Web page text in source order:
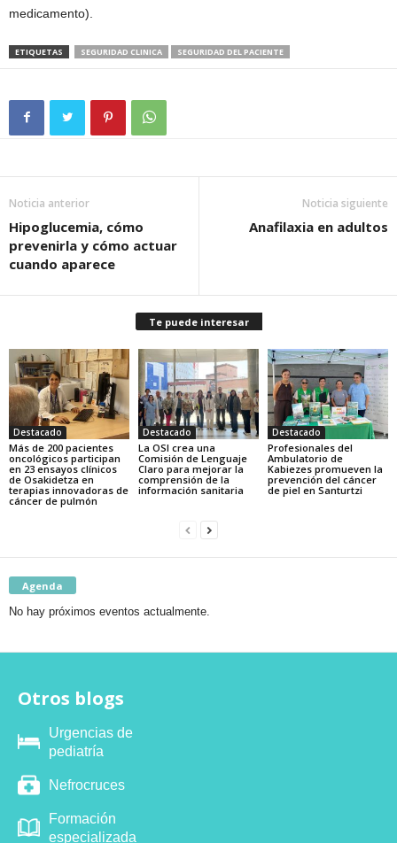
medicamento).
ETIQUETAS SEGURIDAD CLINICA SEGURIDAD DEL PACIENTE
Noticia anterior
Hipoglucemia, cómo
prevenirla y cómo actuar
cuando aparece
Noticia siguiente
Anafilaxia en adultos
Te puede interesar
Destacado
Más de 200 pacientes
oncológicos participan
en 23 ensayos clínicos
de Osakidetza en
terapias innovadoras de
cáncer de pulmón
Destacado
La OSI crea una
Comisión de Lenguaje
Claro para mejorar la
comprensión de la
información sanitaria
Destacado
Profesionales del
Ambulatorio de
Kabiezes promueven la
prevención del cáncer
de piel en Santurtzi
Agenda
No hay próximos eventos actualmente.
Otros blogs
Urgencias de
pediatría
Nefrocruces
Formación
especializada